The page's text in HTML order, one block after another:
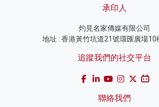
承印人
灼見名家傳媒有限公司
地址 : 香港黃竹坑道21號環匯廣場10
追蹤我們的社交平台
聯絡我們